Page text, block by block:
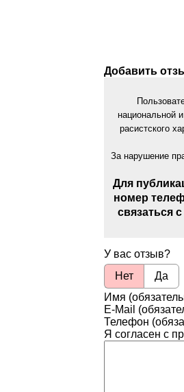
Добавить
национальной
расистского
За нарушение
Для
номер
связаться
У вас отзыв?
Нет
Да
Имя
E-Mail
Телефон
Я согласен с